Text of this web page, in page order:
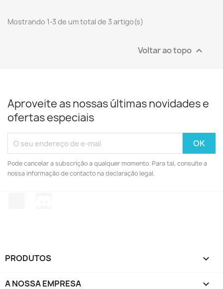
Mostrando 1-3 de um total de 3 artigo(s)
Voltar ao topo 
Aproveite as nossas últimas novidades e
ofertas especiais
Pode cancelar a subscrição a qualquer momento. Para tal, consulte a
nossa informação de contacto na declaração legal.
PRODUTOS 
A NOSSA EMPRESA 